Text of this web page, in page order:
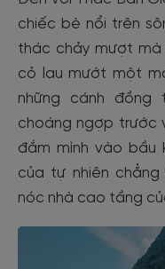
chiếc bè nổi trên
thác chảy mượt mà
cỏ lau mướt một
những cánh
choáng ngợp trước
đắm mình vào bầu
của tự nhiên
nóc nhà cao tầng